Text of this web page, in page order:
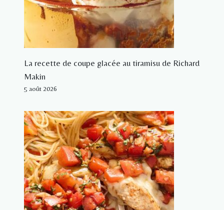
La recette de coupe glacée au tiramisu de Richard
Makin
5 août 2026